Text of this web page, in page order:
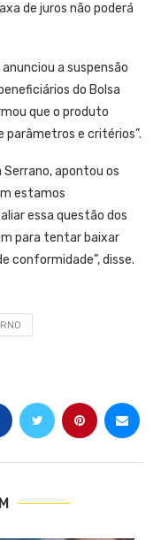
de juros não poderá
a suspensão
do Bolsa
que o produto
parâmetros e critérios”.
Serrano, apontou os
estamos
essa questão dos
para tentar baixar
conformidade”, disse.